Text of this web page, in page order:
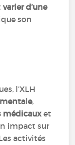
varier d’une
son
l’XLH
,
médicauxet
impact sur
activités